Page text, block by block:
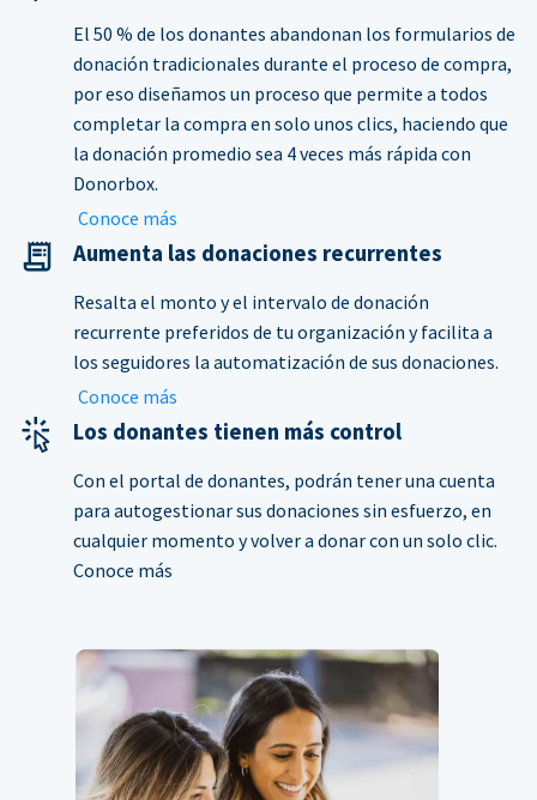
El 50 % de los donantes abandonan los formularios de
donación tradicionales durante el proceso de compra,
por eso diseñamos un proceso que permite a todos
completar la compra en solo unos clics, haciendo que
la donación promedio sea 4 veces más rápida con
Donorbox.
Conoce más
Aumenta las donaciones recurrentes
Resalta el monto y el intervalo de donación
recurrente preferidos de tu organización y facilita a
los seguidores la automatización de sus donaciones.
Conoce más
Los donantes tienen más control
Con el portal de donantes, podrán tener una cuenta
para autogestionar sus donaciones sin esfuerzo, en
cualquier momento y volver a donar con un solo clic.
Conoce más